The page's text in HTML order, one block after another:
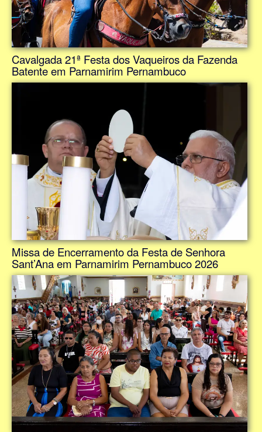
Cavalgada 21ª Festa dos Vaqueiros da Fazenda
Batente em Parnamirim Pernambuco
Missa de Encerramento da Festa de Senhora
Sant’Ana em Parnamirim Pernambuco 2026